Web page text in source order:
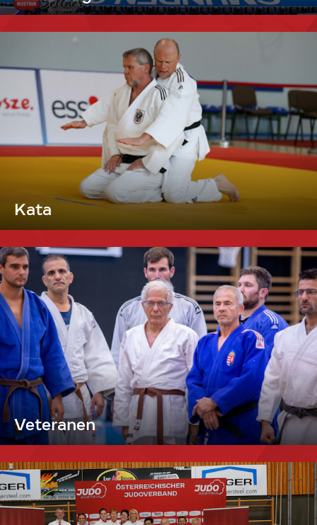
Kata
Veteranen